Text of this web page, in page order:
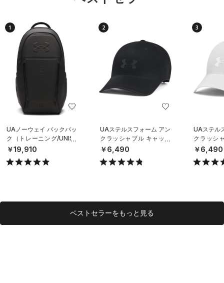
1
UAノーウェイ バックパッ
ク（トレーニング/UNISE
X）
￥19,910
2
UAステルスフォーム アン
クラッシャブル キャップ
（ライフスタイル/UNISE
￥6,490
3
UAステル
クラッシ
（ライフ
￥6,490
ベストセラーをもっと見る